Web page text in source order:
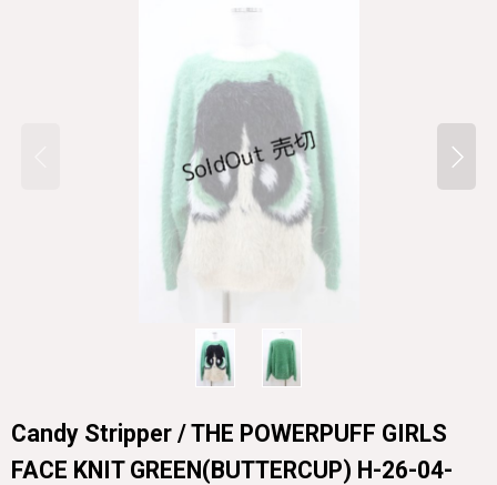
Candy Stripper / THE POWERPUFF GIRLS
FACE KNIT GREEN(BUTTERCUP) H-26-04-